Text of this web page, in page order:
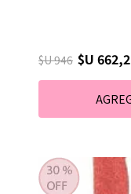
$U 946 $U 662,2